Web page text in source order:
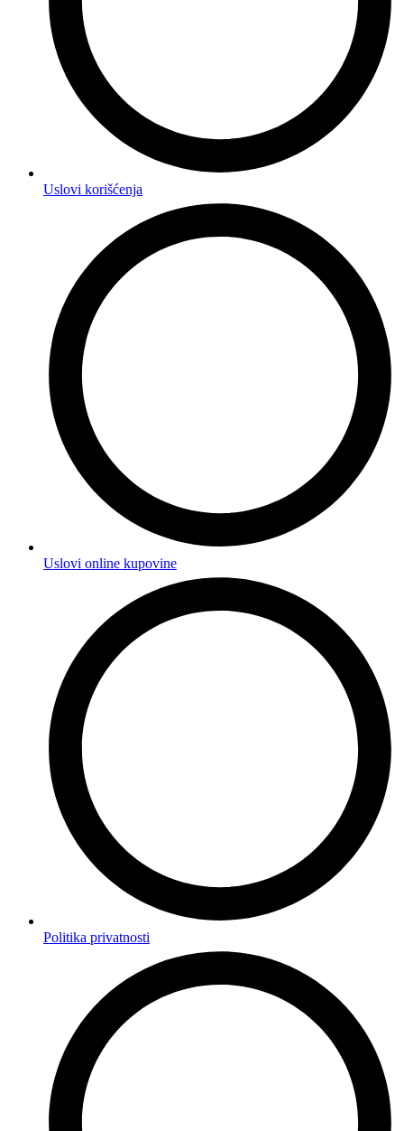
Uslovi korišćenja
Uslovi online kupovine
Politika privatnosti